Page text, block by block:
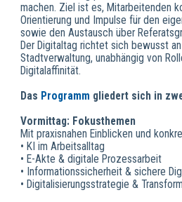
machen. Ziel ist es, Mitarbeitenden
Orientierung und Impulse für den
sowie den Austausch über
Der Digitaltag richtet sich bewusst
Stadtverwaltung, unabhängig von
Digitalaffinität.
Das Programm gliedert sich in
Vormittag: Fokusthemen
Mit praxisnahen Einblicken und
• KI im Arbeitsalltag
• E-Akte & digitale Prozessarbeit
• Informationssicherheit & sichere
• Digitalisierungsstrategie &